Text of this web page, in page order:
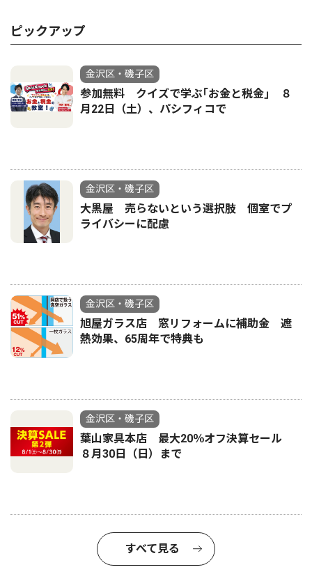
ピックアップ
金沢区・磯子区
参加無料 クイズで学ぶ｢お金と税金｣ ８
月22日（土）、パシフィコで
金沢区・磯子区
大黒屋 売らないという選択肢 個室でプ
ライバシーに配慮
金沢区・磯子区
旭屋ガラス店 窓リフォームに補助金 遮
熱効果、65周年で特典も
金沢区・磯子区
葉山家具本店 最大20％オフ決算セール
８月30日（日）まで
すべて見る